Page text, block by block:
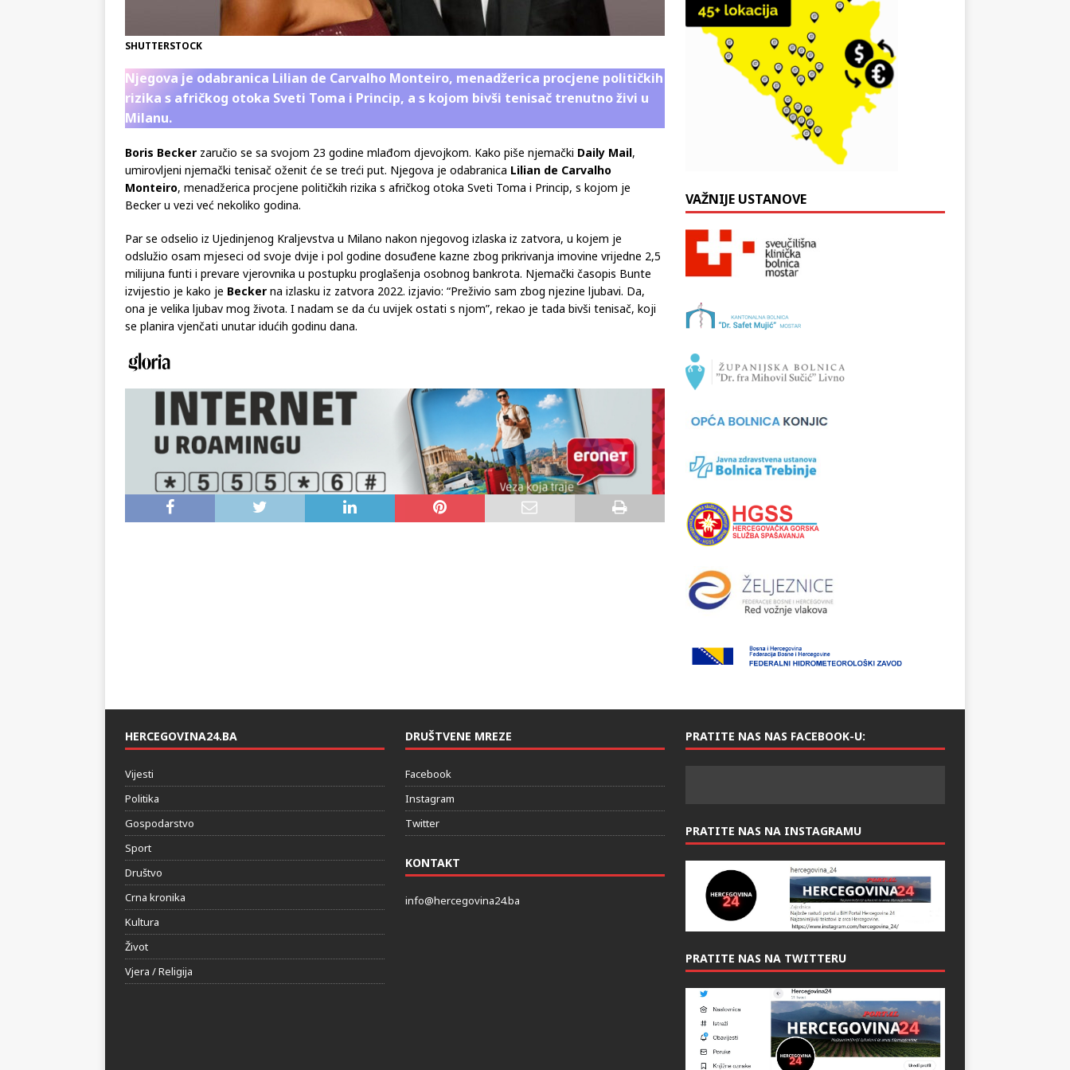
SHUTTERSTOCK
Njegova je odabranica Lilian de Carvalho Monteiro, menadžerica procjene političkih
rizika s afričkog otoka Sveti Toma i Princip, a s kojom bivši tenisač trenutno živi u
Milanu.
Boris Becker zaručio se sa svojom 23 godine mlađom djevojkom. Kako piše njemački Daily Mail,
umirovljeni njemački tenisač oženit će se treći put. Njegova je odabranica Lilian de Carvalho
Monteiro, menadžerica procjene političkih rizika s afričkog otoka Sveti Toma i Princip, s kojom je
Becker u vezi već nekoliko godina.
Par se odselio iz Ujedinjenog Kraljevstva u Milano nakon njegovog izlaska iz zatvora, u kojem je
odslužio osam mjeseci od svoje dvije i pol godine dosuđene kazne zbog prikrivanja imovine vrijedne 2,5
milijuna funti i prevare vjerovnika u postupku proglašenja osobnog bankrota. Njemački časopis Bunte
izvijestio je kako je Becker na izlasku iz zatvora 2022. izjavio: “Preživio sam zbog njezine ljubavi. Da,
ona je velika ljubav mog života. I nadam se da ću uvijek ostati s njom”, rekao je tada bivši tenisač, koji
se planira vjenčati unutar idućih godinu dana.
VAŽNIJE USTANOVE
HERCEGOVINA24.BA
Vijesti
Politika
Gospodarstvo
Sport
Društvo
Crna kronika
Kultura
Život
Vjera / Religija
DRUŠTVENE MREZE
Facebook
Instagram
Twitter
KONTAKT
info@hercegovina24.ba
PRATITE NAS NAS FACEBOOK-U:
PRATITE NAS NA INSTAGRAMU
PRATITE NAS NA TWITTERU